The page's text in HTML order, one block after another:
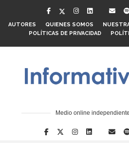
AUTORES QUIENES SOMOS
POLÍTICAS DE PRIVACIDAD
Medio online